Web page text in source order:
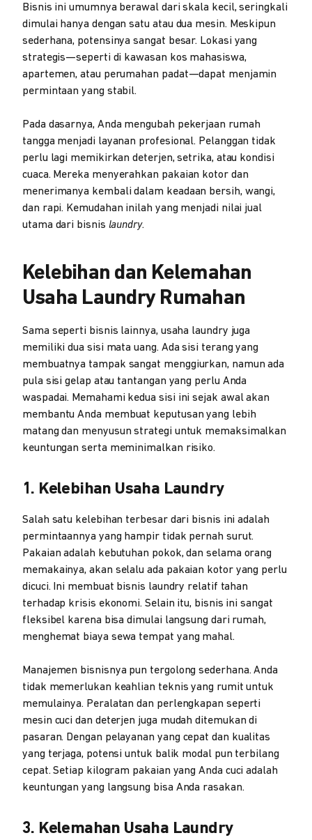
Bisnis ini umumnya berawal dari skala kecil, seringkali
dimulai hanya dengan satu atau dua mesin. Meskipun
sederhana, potensinya sangat besar. Lokasi yang
strategis—seperti di kawasan kos mahasiswa,
apartemen, atau perumahan padat—dapat menjamin
permintaan yang stabil.
Pada dasarnya, Anda mengubah pekerjaan rumah
tangga menjadi layanan profesional. Pelanggan tidak
perlu lagi memikirkan deterjen, setrika, atau kondisi
cuaca. Mereka menyerahkan pakaian kotor dan
menerimanya kembali dalam keadaan bersih, wangi,
dan rapi. Kemudahan inilah yang menjadi nilai jual
utama dari bisnis laundry.
Kelebihan dan Kelemahan
Usaha Laundry Rumahan
Sama seperti bisnis lainnya, usaha laundry juga
memiliki dua sisi mata uang. Ada sisi terang yang
membuatnya tampak sangat menggiurkan, namun ada
pula sisi gelap atau tantangan yang perlu Anda
waspadai. Memahami kedua sisi ini sejak awal akan
membantu Anda membuat keputusan yang lebih
matang dan menyusun strategi untuk memaksimalkan
keuntungan serta meminimalkan risiko.
1. Kelebihan Usaha Laundry
Salah satu kelebihan terbesar dari bisnis ini adalah
permintaannya yang hampir tidak pernah surut.
Pakaian adalah kebutuhan pokok, dan selama orang
memakainya, akan selalu ada pakaian kotor yang perlu
dicuci. Ini membuat bisnis laundry relatif tahan
terhadap krisis ekonomi. Selain itu, bisnis ini sangat
fleksibel karena bisa dimulai langsung dari rumah,
menghemat biaya sewa tempat yang mahal.
Manajemen bisnisnya pun tergolong sederhana. Anda
tidak memerlukan keahlian teknis yang rumit untuk
memulainya. Peralatan dan perlengkapan seperti
mesin cuci dan deterjen juga mudah ditemukan di
pasaran. Dengan pelayanan yang cepat dan kualitas
yang terjaga, potensi untuk balik modal pun terbilang
cepat. Setiap kilogram pakaian yang Anda cuci adalah
keuntungan yang langsung bisa Anda rasakan.
3. Kelemahan Usaha Laundry